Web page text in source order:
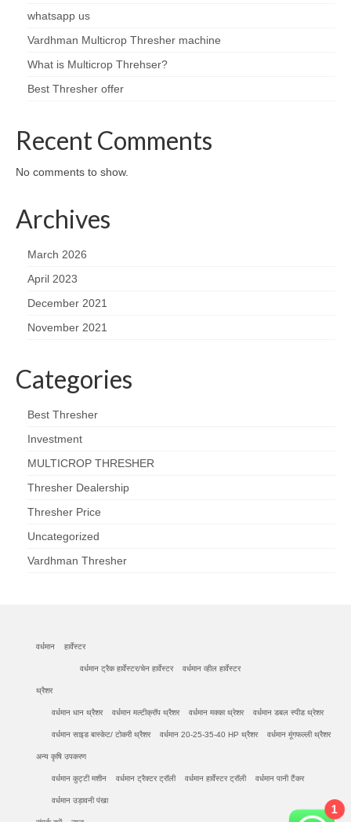
whatsapp us
Vardhman Multicrop Thresher machine
What is Multicrop Threhser?
Best Thresher offer
Recent Comments
No comments to show.
Archives
March 2026
April 2023
December 2021
November 2021
Categories
Best Thresher
Investment
MULTICROP THRESHER
Thresher Dealership
Thresher Price
Uncategorized
Vardhman Thresher
वर्धमान हार्वेस्टर
वर्धमान ट्रैक हार्वेस्टर/चेन हार्वेस्टर वर्धमान व्हील हार्वेस्टर
थ्रैशर
वर्धमान धान थ्रैशर वर्धमान मल्टीक्रॉप थ्रैशर वर्धमान मक्का थ्रेशर वर्धमान डबल स्पीड थ्रेशर
वर्धमान साइड बास्केट/ टोकरी थ्रैशर वर्धमान 20-25-35-40 HP थ्रैशर वर्धमान मूंगफल्ली थ्रैशर
अन्य कृषि उपकरण
वर्धमान कुट्टी मशीन वर्धमान ट्रैक्टर ट्रॉली वर्धमान हार्वेस्टर ट्रॉली वर्धमान पानी टैंकर
वर्धमान उड़ावनी पंखा
1